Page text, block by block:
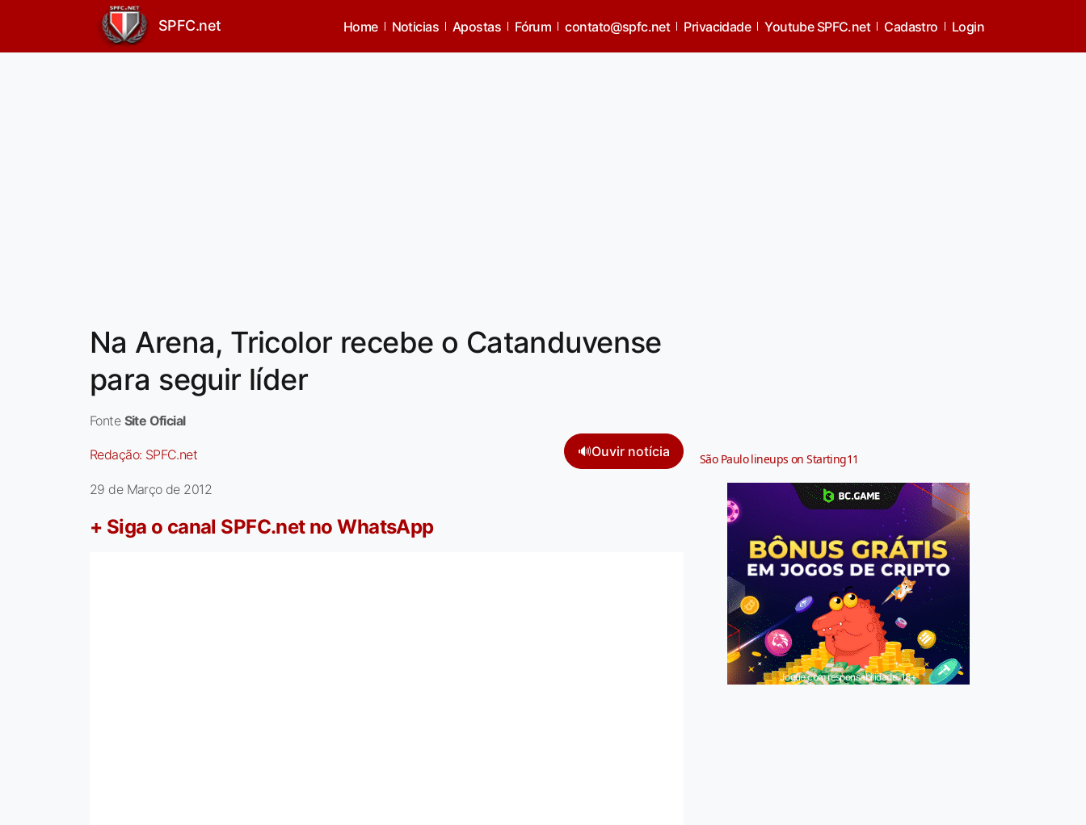
SPFC.net Home Noticias Apostas Fórum contato@spfc.net Privacidade Youtube SPFC.net Cadastro Login
Na Arena, Tricolor recebe o Catanduvense
para seguir líder
Fonte Site Oficial
Redação: SPFC.net 🔊Ouvir notícia
29 de Março de 2012
+ Siga o canal SPFC.net no WhatsApp
São Paulo lineups on Starting11
Jogue com responsabilidade. 18+